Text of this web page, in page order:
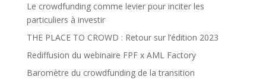
Le crowdfunding comme levier pour inciter les
particuliers à investir
THE PLACE TO CROWD : Retour sur l’édition 2023
Rediffusion du webinaire FPF x AML Factory
Baromètre du crowdfunding de la transition